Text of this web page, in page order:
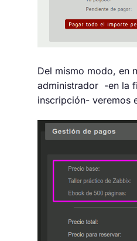
Del mismo modo, en
administrador -en la
inscripción- veremos